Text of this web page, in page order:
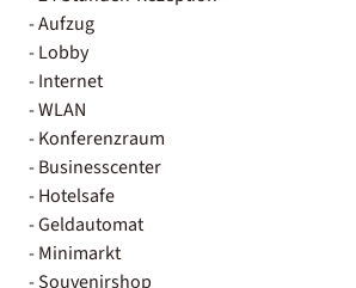
- Aufzug
- Lobby
- Internet
- WLAN
- Konferenzraum
- Businesscenter
- Hotelsafe
- Geldautomat
- Minimarkt
- Souvenirshop